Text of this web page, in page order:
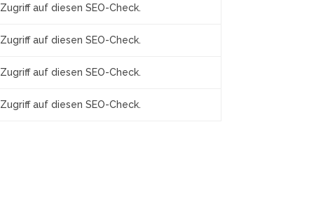
auf diesen SEO-Check.
auf diesen SEO-Check.
auf diesen SEO-Check.
auf diesen SEO-Check.